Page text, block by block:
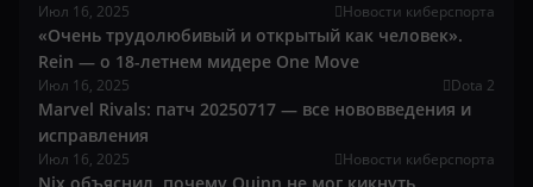
Июл 16, 2025 Новости киберспорта
«Очень трудолюбивый и открытый как человек».
Rein — о 18-летнем мидере One Move
Июл 16, 2025 Dota 2
Marvel Rivals: патч 20250717 — все нововведения и
исправления
Июл 16, 2025 Новости киберспорта